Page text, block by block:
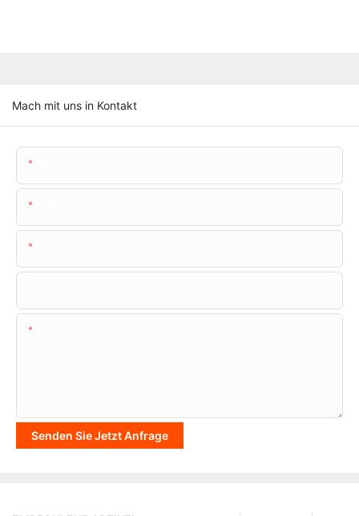
Mach mit uns in Kontakt
Senden Sie Jetzt Anfrage